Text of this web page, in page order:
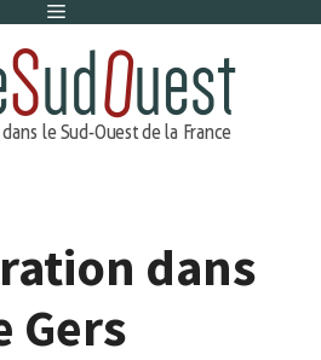
Menu
dans
Gers